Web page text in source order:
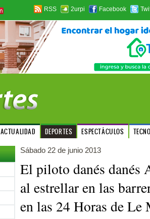
RSS 2urpi Facebook
ACTUALIDAD DEPORTES ESPECTÁCULOS
Sábado 22 de junio 2013
El piloto danés danés
al estrellar en las
en las 24 Horas de Le